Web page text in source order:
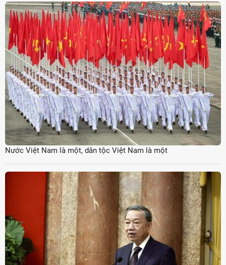
Nước Việt Nam là một, dân tộc Việt Nam là một